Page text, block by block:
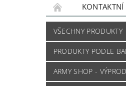
KONTAKTNÍ
VŠECHNY PRODUKTY
PRODUKTY PODLE
ARMY SHOP -